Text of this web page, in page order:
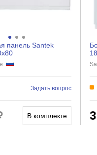
панель Santek
Задать вопрос
В комплекте